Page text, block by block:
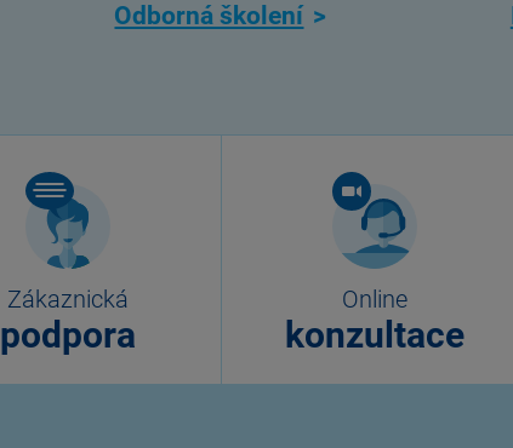
Odborná školení
Zákaznická
podpora
Online
konzultace